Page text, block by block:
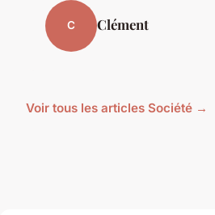
C Clément
Voir tous les articles Société →